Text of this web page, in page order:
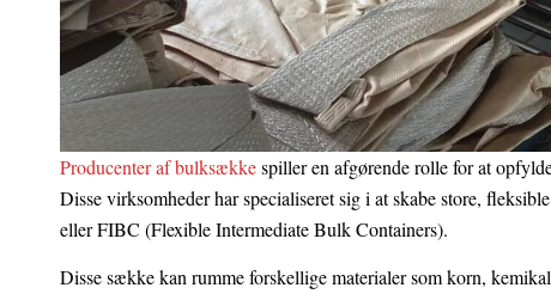
Producenter af bulksækkespiller en afgørende rolle for at
Disse virksomheder har specialiseret sig i at skabe store,
eller FIBC (Flexible Intermediate Bulk Containers).
Disse sække kan rumme forskellige materialer som korn,